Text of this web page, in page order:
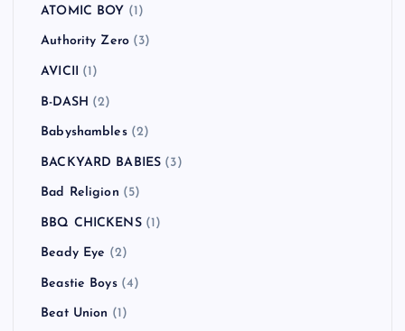
ATOMIC BOY (1)
Authority Zero (3)
AVICII (1)
B-DASH (2)
Babyshambles(2)
BACKYARD BABIES (3)
Bad Religion (5)
BBQ CHICKENS(1)
Beady Eye (2)
Beastie Boys(4)
Beat Union (1)